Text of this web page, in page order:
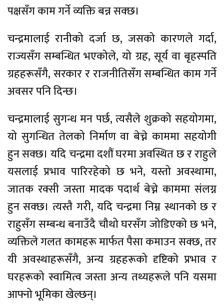
पक्षसँग काम गर्ने व्यक्ति बन्न सक्छ।
चन्द्रमालाई रानीको दर्जा छ, जसको कारणले गर्दा,
राज्यसँग सम्बन्धित भएकोले, यो ग्रह, सूर्य वा बृहस्पति
ग्रहहरूसँगै, सरकार र राजनीतिसँग सम्बन्धित काम गर्ने
अवसर पनि दिन्छ।
चन्द्रमालाई सुगन्ध मन पर्छ, त्यसैले शुक्रको सहयोगमा,
यो सुगन्धित तेलको निर्माण वा बेच्ने काममा सहयोगी
हुन सक्छ। यदि चन्द्रमा दशौं घरमा अवस्थित छ र राहुले
यसलाई प्रभाव पारिरहेको छ भने, यस्तो अवस्थामा,
जातक रक्सी जस्ता मादक पदार्थ बेच्ने काममा संलग्न
हुन सक्छ। त्यस्तै गरी, यदि चन्द्रमा निम्न स्थानको छ र
राहुसँग सम्बन्ध बनाउँदै चौथो घरसँग जोडिएको छ भने,
व्यक्तिले गलत कामहरू मार्फत पैसा कमाउन सक्छ, तर
यी अवस्थाहरूसँगै, अन्य ग्रहहरूको दृष्टिको प्रभाव र
घरहरूको स्वामित्व जस्ता अन्य तथ्यहरूले पनि यसमा
आफ्नो भूमिका खेल्छन्।